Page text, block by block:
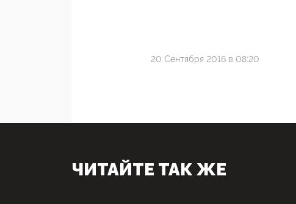
20 Сентября 2016 в 08:20
ЧИТАЙТЕ ТАК ЖЕ